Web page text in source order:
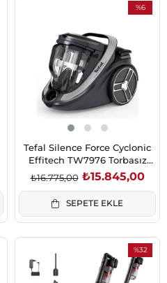
%6
Tefal Silence Force Cyclonic
Effitech TW7976 Torbasız
Süpürge (2211401250)
₺15.845,00
₺16.775,00
SEPETE EKLE
%32
İndirim